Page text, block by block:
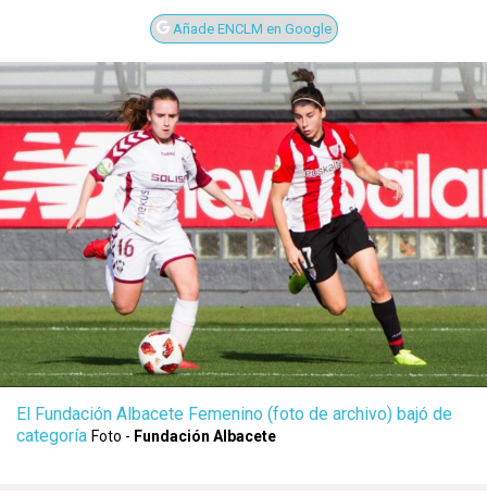
Añade ENCLM en Google
El Fundación Albacete Femenino (foto de archivo) bajó de
categoría Foto - Fundación Albacete